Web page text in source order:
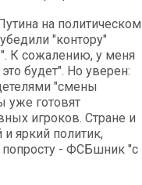
на политическом
"контору"
К сожалению, у меня
будет". Но уверен:
"смены
уже готовят
игроков. Стране и
яркий политик,
попросту - ФСБшник "с